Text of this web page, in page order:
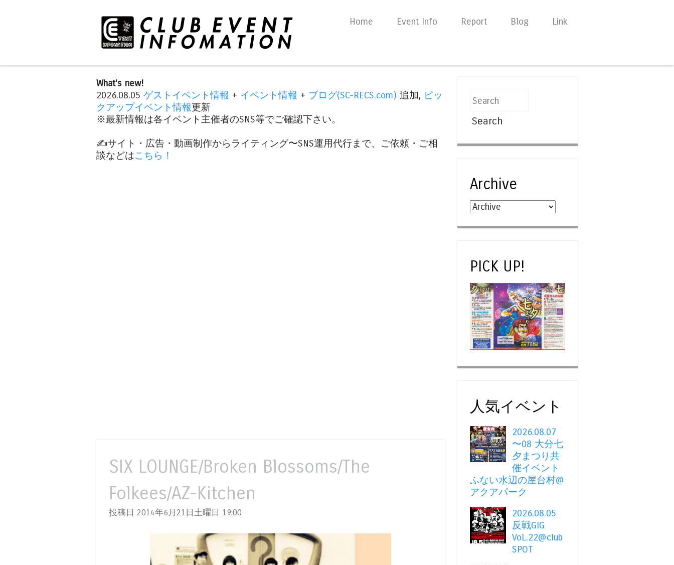
Skip to content
Home Event Info Report Blog Link
What's new!
2026.08.05 ゲストイベント情報 + イベント情報 + ブログ(SC-RECS.com) 追加, ピッ
クアップイベント情報更新
※最新情報は各イベント主催者のSNS等でご確認下さい。
✍️サイト・広告・動画制作からライティング〜SNS運用代行まで、ご依頼・ご相
談などはこちら！
SIX LOUNGE/Broken Blossoms/The
Folkees/AZ-Kitchen
投稿日 2014年6月21日土曜日 19:00
Search
Archive
PICK UP!
人気イベント
2026.08.07
〜08 大分七
夕まつり共
催イベント
ふない水辺の屋台村@
アクアパーク
2026.08.05
反戦GIG
VoL.22@club
SPOT